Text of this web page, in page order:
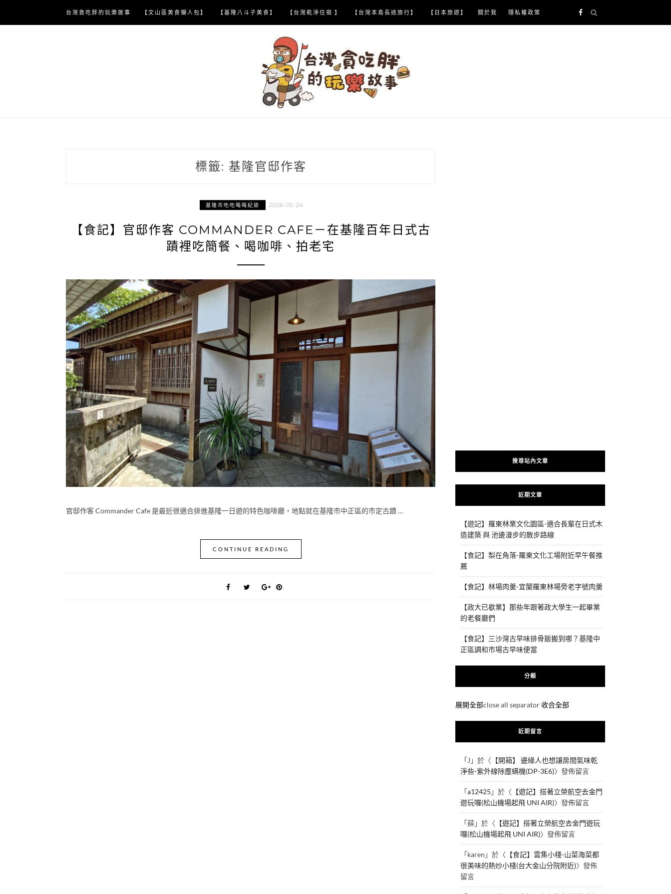
content
台灣貪吃胖的玩樂故事 【文山區美食懶人包】 【基隆八斗子美食】 【台灣乾淨住宿 】 【台灣本島長途旅行】 【日本旅遊】 關於我 隱私權政策
標籤: 基隆官邸作客
基隆市吃吃喝喝紀錄 2026-05-24
【食記】官邸作客 COMMANDER CAFE－在基隆百年日式古
蹟裡吃簡餐、喝咖啡、拍老宅
官邸作客 Commander Cafe 是最近很適合排進基隆一日遊的特色咖啡廳，地點就在基隆市中正區的市定古蹟 …
CONTINUE READING
搜尋站內文章
近期文章
【遊記】羅東林業文化園區-適合長輩在日式木
造建築 與 池邊漫步的散步路線
【食記】梨在角落-羅東文化工場附近早午餐推
薦
【食記】林場肉羹-宜蘭羅東林場旁老字號肉羹
【政大已歇業】那些年跟著政大學生一起畢業
的老餐廳們
【食記】三沙灣古早味排骨飯搬到哪？基隆中
正區調和市場古早味便當
分類
展開全部close all separator 收合全部
近期留言
「J 」於〈 【開箱】 邊緣人也想讓房間氣味乾
淨些-紫外線除塵螨機(DP-3E6)〉發佈留言
「a12425 」於〈 【遊記】搭著立榮航空去金門
遊玩囉(松山機場起飛 UNI AIR)〉發佈留言
「薛」於〈 【遊記】搭著立榮航空去金門遊玩
囉(松山機場起飛 UNI AIR)〉發佈留言
「karen 」於〈 【食記】雲集小棧-山菜海菜都
很美味的熱炒小棧(台大金山分院附近)〉發佈
留言